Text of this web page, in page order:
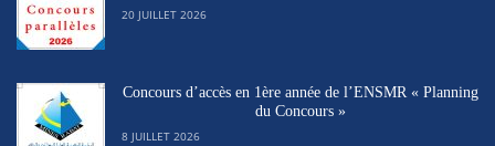
20 JUILLET 2026
Concours d’accès en 1ère année de l’ENSMR « Planning
du Concours »
8 JUILLET 2026